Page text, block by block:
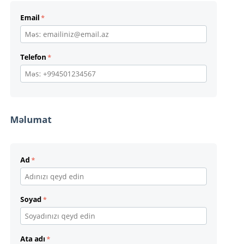
Email
Telefon
Məlumat
Ad
Soyad
Ata adı